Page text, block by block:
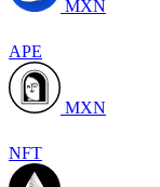
MXN
APE
MXN
NFT